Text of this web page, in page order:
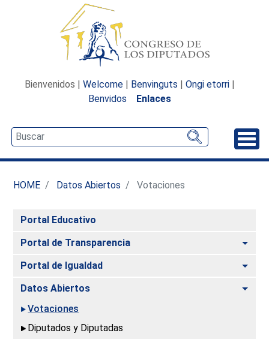
Bienvenidos | Welcome | Benvinguts | Ongi etorri |
Benvidos
Enlaces
HOME Datos Abiertos Votaciones
Portal Educativo
Portal de Transparencia
Portal de Igualdad
Datos Abiertos
Votaciones
Diputados y Diputadas